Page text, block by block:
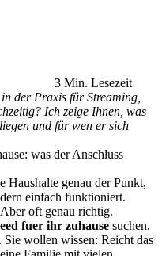
3 Min. Lesezeit
der Praxis für Streaming,
Ich zeige Ihnen, was
und für wen er sich
was der Anschluss
Haushalte genau der Punkt,
einfach funktioniert.
oft genau richtig.
fuer ihr zuhause suchen,
wollen wissen: Reicht das